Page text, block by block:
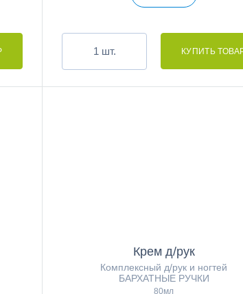
шт.
Крем д/рук
Комплексный д/рук и ногтей
БАРХАТНЫЕ РУЧКИ
80мл